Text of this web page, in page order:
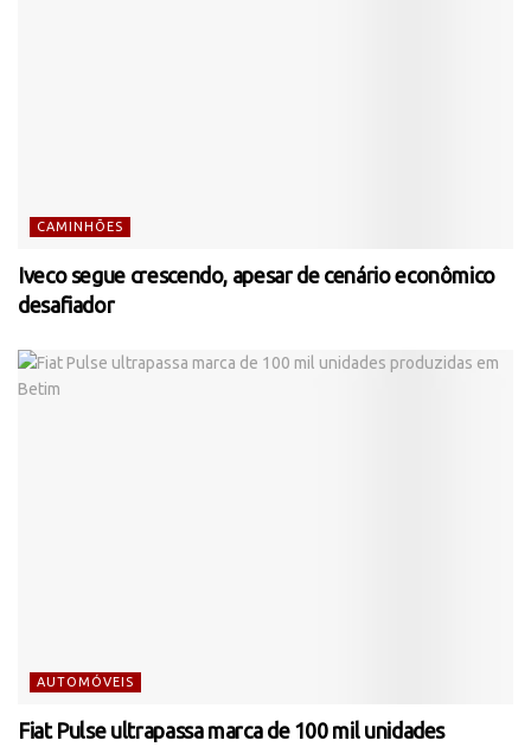
CAMINHÕES
Iveco segue crescendo, apesar de cenário econômico
desafiador
AUTOMÓVEIS
Fiat Pulse ultrapassa marca de 100 mil unidades